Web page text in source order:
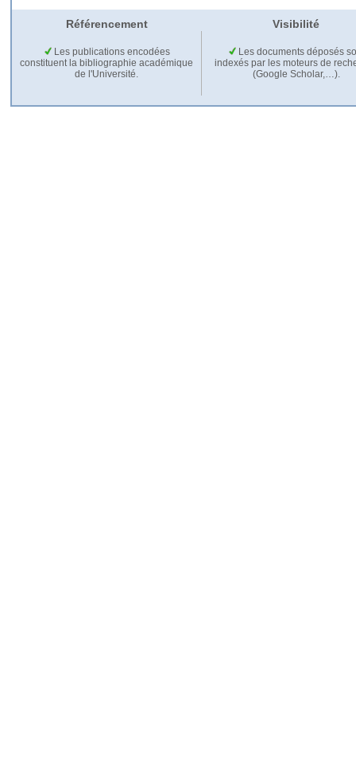
Référencement Visibilité
Les publications encodées
constituent la bibliographie académique
de l'Université.
Les documents déposés
indexés par les moteurs de
(Google Scholar,…).